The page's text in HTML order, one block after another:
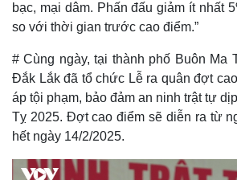
Quan sát
Cuộc sống đó đây
Video
Ảnh
bạc, mại dâm. Phấn đấu giảm ít nhất
so với thời gian trước cao điểm.”
# Cùng ngày, tại thành phố Buôn Ma
Đắk Lắk đã tổ chức Lễ ra quân đợt
áp tội phạm, bảo đảm an ninh trật tự
Tỵ 2025. Đợt cao điểm sẽ diễn ra từ
hết ngày 14/2/2025.